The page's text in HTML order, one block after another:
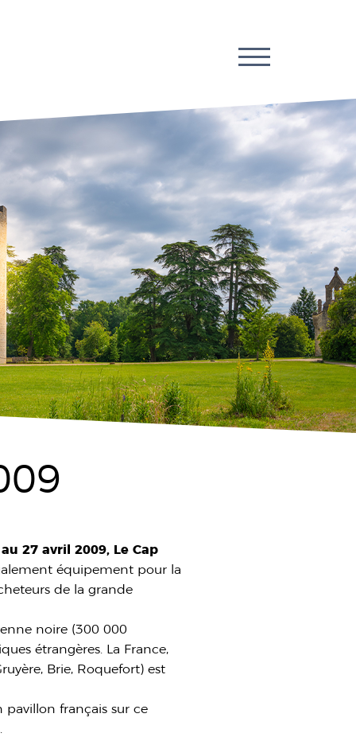
27 avril 2009, Le Cap
équipement pour la
de la grande
noire (300 000
étrangères. La France,
Brie, Roquefort) est
français sur ce